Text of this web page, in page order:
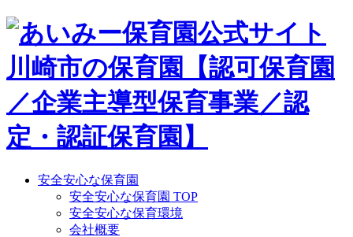
Skip
content
安全安心な保育園
安全安心な保育園 TOP
安全安心な保育環境
会社概要